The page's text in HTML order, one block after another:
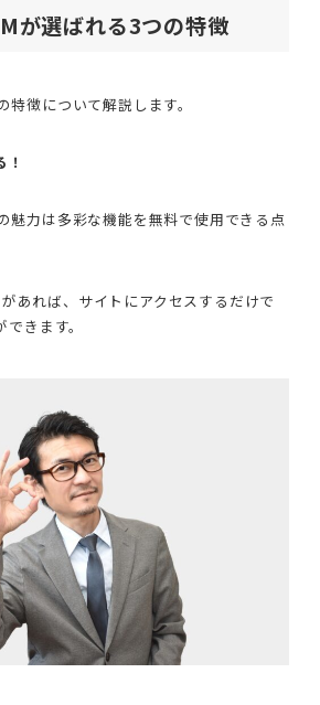
選ばれる3つの特徴
徴について解説します。
力は多彩な機能を無料で使用できる点
あれば、サイトにアクセスするだけで
きます。